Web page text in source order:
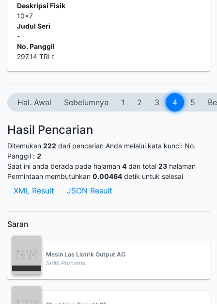
Deskripsi Fisik
10x7
Judul Seri
-
No. Panggil
297.14 TRI t
Hal. Awal Sebelumnya 1 2 3 4 5
Hasil Pencarian
Ditemukan 222 dari pencarian Anda melalui kata kunci: No.
Panggil : 2
Saat ini anda berada pada halaman 4 dari total 23 halaman
Permintaan membutuhkan 0.00464 detik untuk selesai
XML Result JSON Result
Saran
Mesin Las Listrik Output AC
Sidik Purnomo